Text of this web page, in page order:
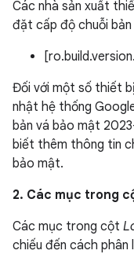
Các nhà sản xuất
đặt cấp độ chuỗi
Đối với một số thiết
nhật hệ thống
bản vá bảo mật
biết thêm thông tin
bảo mật.
2. Các mục trong
Các mục trong cột
chiếu đến cách phân